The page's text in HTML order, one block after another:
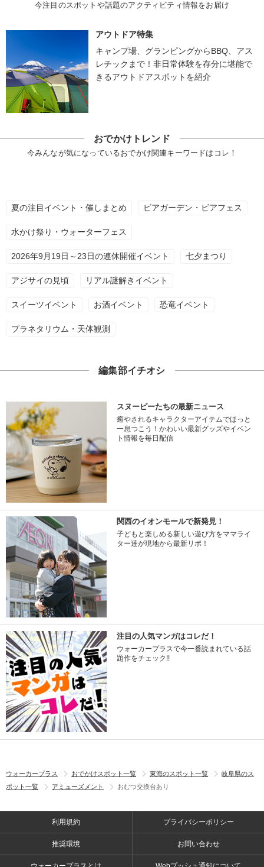
今注目のスポットや話題のアクティビティ情報をお届け
アウトドア特集
キャンプ場、グランピングからBBQ、アス
レチックまで！非日常体験を存分に堪能で
きるアウトドアスポットを紹介
おでかけトレンド
今みんなが気になっているおでかけ関連キーワードはコレ！
夏の注目イベント・催しまとめ ビアガーデン・ビアフェス
水かけ祭り・ウォーターフェス
2026年9月19日～23日の連休開催イベント 七夕まつり
アジサイの見頃 リアル謎解きイベント
スイーツイベント お酒イベント 恐竜イベント
プラネタリウム・天体観測
編集部イチオシ
スヌーピーたちの最新ニュース
癒やされるキャラクターアイテムでほっと
一息つこう！かわいい最新グッズやイベン
ト情報を毎日配信
関西のイオンモールで新発見！
子どもと楽しめる新しい遊び方をママライ
ター達が現地から最新リポ！
注目の人気マンガはコレだ！
ウォーカープラスで今一番読まれている話
題作をチェック!!
ウォーカープラス おでかけスポット一覧 東海のスポット一覧
岐阜県のス
ポット一覧
アミューズメント おむつ交換台あり
利用規約 プライバシーポリシー
推奨環境 お問い合わせ